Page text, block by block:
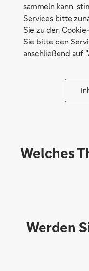
sammeln kann,
Services bitte
Sie zu den
Sie bitte den
anschließend auf
Welches
Werden